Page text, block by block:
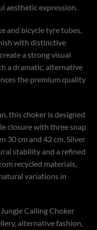
aesthetic expression.
and bicycle tyre tubes,
with distinctive
a strong visual
a dramatic, alternative
the premium quality
this choker is designed
closure with three snap
30 cm and 42 cm. Silver
stability and a refined
recycled materials,
variations in
Calling Choker
alternative fashion,